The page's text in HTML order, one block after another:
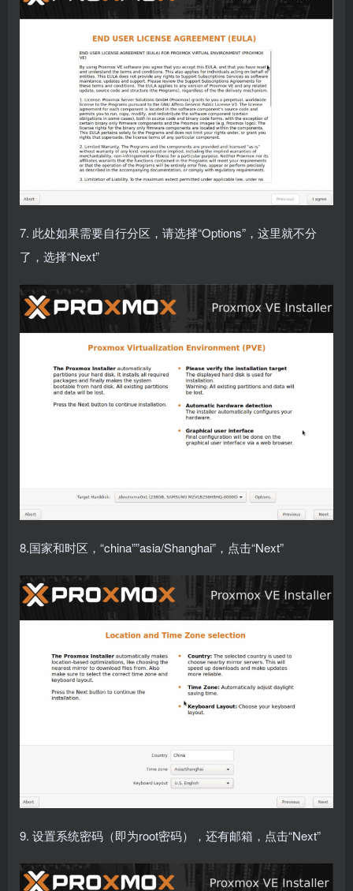
7. 此处如果需要自行分区，请选择“Options”，这里就不分
了，选择“Next”
8.国家和时区，“china””asia/Shanghai”，点击“Next”
9. 设置系统密码（即为root密码），还有邮箱，点击“Next”